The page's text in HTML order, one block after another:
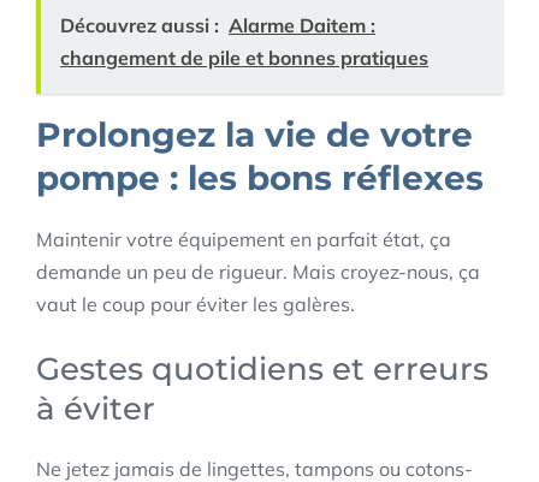
Découvrez aussi : Alarme Daitem :
changement de pile et bonnes pratiques
Prolongez la vie de votre
pompe : les bons réflexes
Maintenir votre équipement en parfait état, ça
demande un peu de rigueur. Mais croyez-nous, ça
vaut le coup pour éviter les galères.
Gestes quotidiens et erreurs
à éviter
Ne jetez jamais de lingettes, tampons ou cotons-